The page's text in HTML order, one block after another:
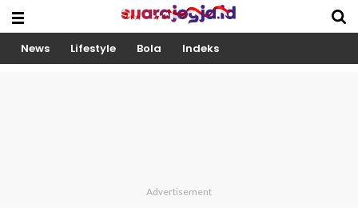
News Lifestyle Bola Indeks